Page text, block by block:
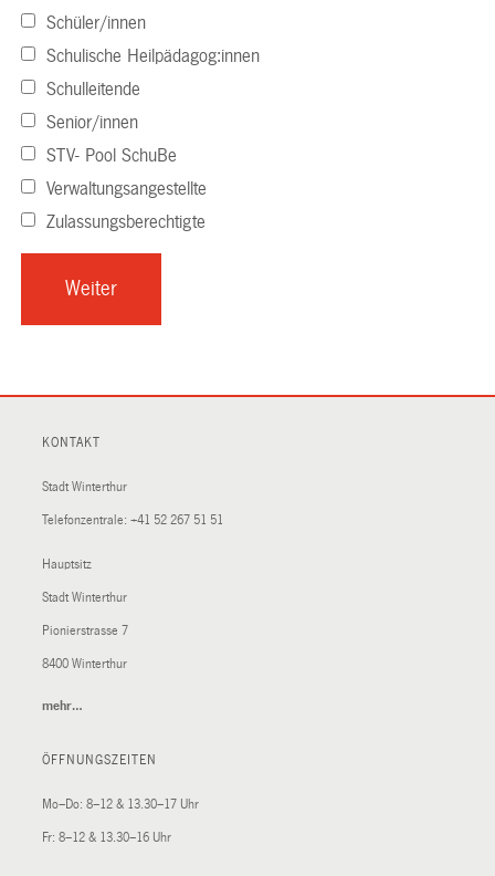
Schüler/innen
Schulische Heilpädagog:innen
Schulleitende
Senior/innen
STV- Pool SchuBe
Verwaltungsangestellte
Zulassungsberechtigte
KONTAKT
Stadt Winterthur
Telefonzentrale: +41 52 267 51 51
Hauptsitz
Stadt Winterthur
Pionierstrasse 7
8400 Winterthur
mehr…
ÖFFNUNGSZEITEN
Mo–Do: 8–12 & 13.30–17 Uhr
Fr: 8–12 & 13.30–16 Uhr